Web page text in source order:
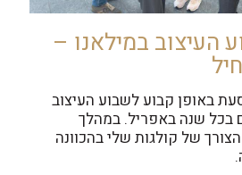
העיצוב במילאנו –
באופן קבוע לשבוע העיצוב
בכל שנה באפריל. במהלך
הצורך של קולגות שלי בהכוונה